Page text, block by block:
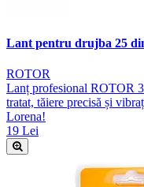
Lant pentru drujba 25
ROTOR
Lanț profesional ROTOR
tratat, tăiere precisă și
Lorena!
19 Lei